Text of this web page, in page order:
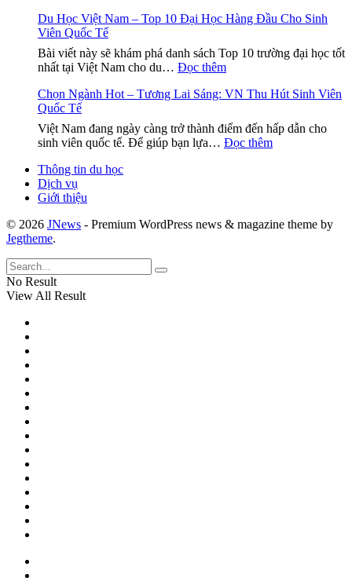
Việt
–
chi
và
cần
thiết
Công
Dân
–
Mới
Hứa
Học
Nam
Tiết
–
Chi
Cho
Sinh
Du Học Việt Nam – Top 10 Đại Học Hàng Đầu Cho Sinh
Viên Quốc Tế
Bài viết này sẽ khám phá danh sách Top 10 trường đại học tốt
nhất tại Việt Nam cho du… Đọc thêm:
Học
Nam
–
Top
Đầu
Chọn Ngành Hot – Tương Lai Sáng: VN Thu Hút Sinh Viên
Quốc Tế
Việt Nam đang ngày càng trở thành điểm đến hấp dẫn cho
sinh viên quốc tế. Để giúp bạn lựa… Đọc thêm:
Lai
Thông tin du học
Dịch vụ
Giới thiệu
© 2026 JNews - Premium WordPress news & magazine theme by
Jegtheme.
No Result
View All Result